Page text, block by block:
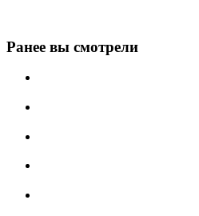
Ранее вы смотрели